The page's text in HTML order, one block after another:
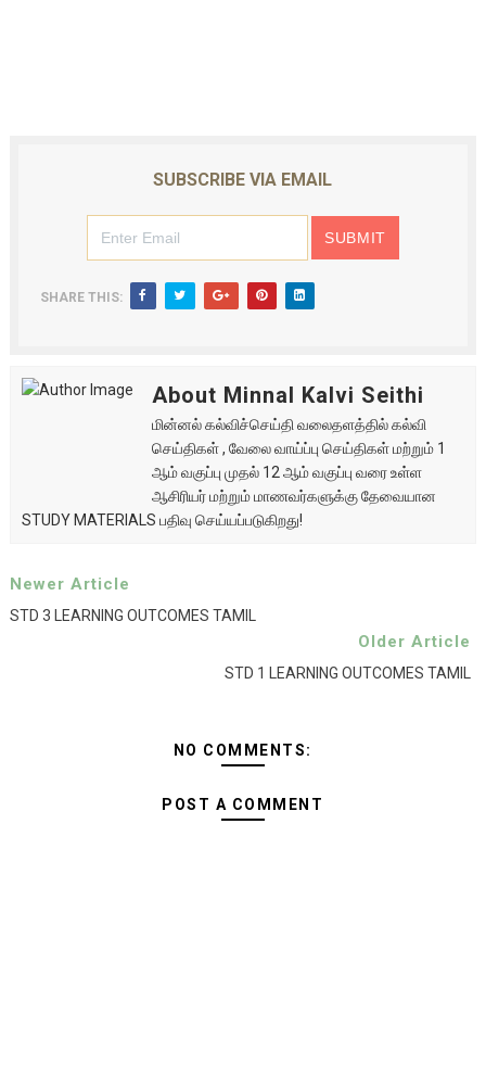
SUBSCRIBE VIA EMAIL
SHARE THIS:
About Minnal Kalvi Seithi
மின்னல் கல்விச்செய்தி வலைதளத்தில் கல்வி
செய்திகள் , வேலை வாய்ப்பு செய்திகள் மற்றும் 1
ஆம் வகுப்பு முதல் 12 ஆம் வகுப்பு வரை உள்ள
ஆசிரியர் மற்றும் மாணவர்களுக்கு தேவையான
STUDY MATERIALS பதிவு செய்யப்படுகிறது!
Newer Article
STD 3 LEARNING OUTCOMES TAMIL
Older Article
STD 1 LEARNING OUTCOMES TAMIL
NO COMMENTS:
POST A COMMENT